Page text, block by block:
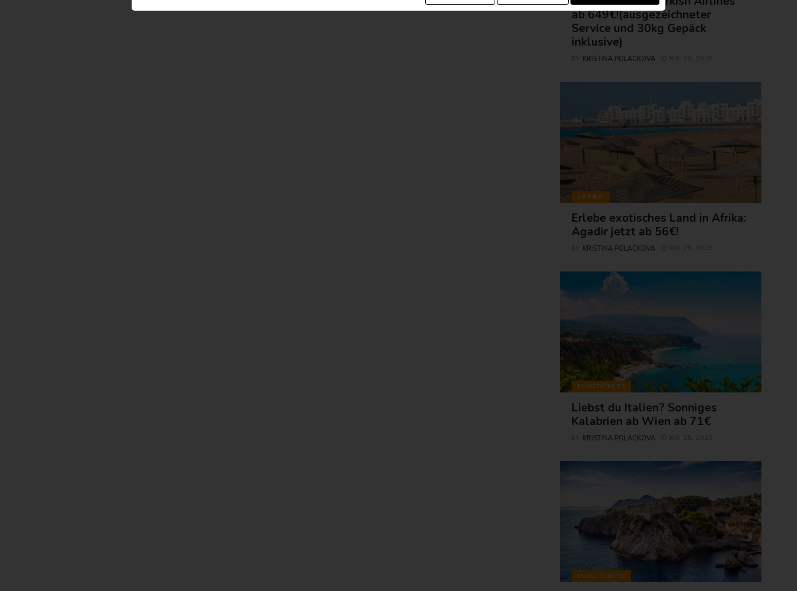
ab 649€!(ausgezeichneter
Service und 30kg Gepäck
inklusive)
KRISTINA POLACKOVA
AFRIKA
Erlebe exotisches Land in Afrika:
Agadir jetzt ab 56€!
KRISTINA POLACKOVA
FLUGTICKETS
Liebst du Italien? Sonniges
Kalabrien ab Wien ab 71€
KRISTINA POLACKOVA
FLUGTICKETS